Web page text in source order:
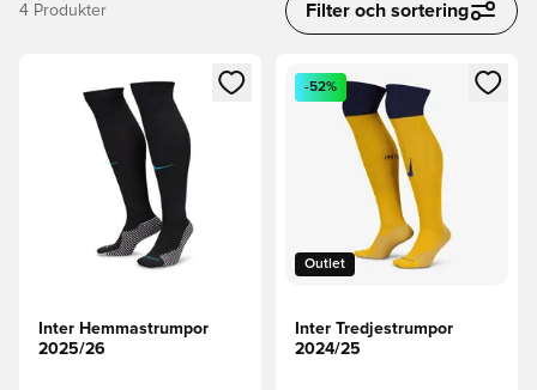
4 Produkter Filter och sortering
Öppnar en Modal för att logga in eller registrera dig som
Inter Hemmastrumpor
2025/26
Öppnar en Modal för att
Outlet
-52%
Inter Tredjestrumpor
2024/25